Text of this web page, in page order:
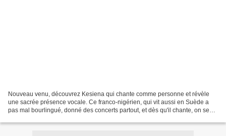
Nouveau venu, découvrez Kesiena qui chante comme personne et révèle
une sacrée présence vocale. Ce franco-nigérien, qui vit aussi en Suède a
pas mal bourlingué, donné des concerts partout, et dès qu'il chante, on se